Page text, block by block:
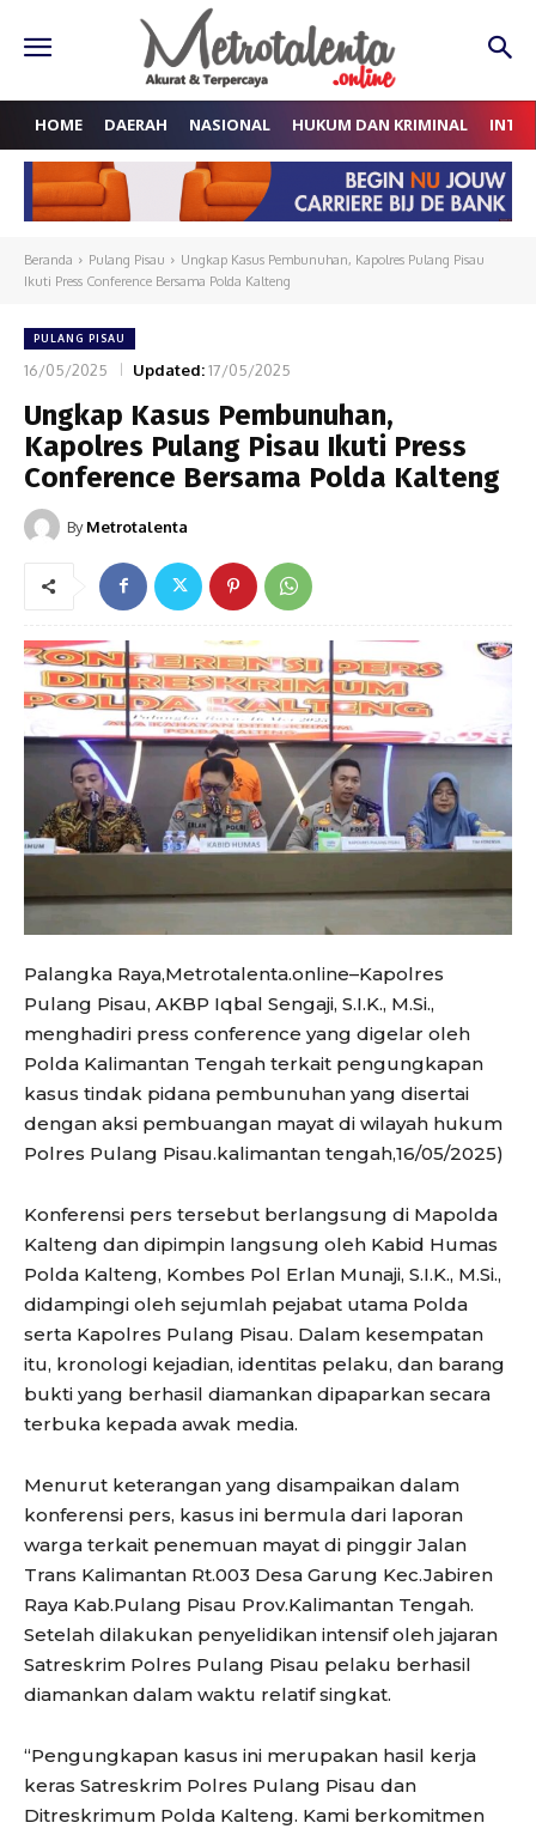
HOME DAERAH NASIONAL HUKUM DAN KRIMINAL
Beranda Pulang Pisau
Ungkap Kasus Pembunuhan, Kapolres Pulang Pisau
Ikuti Press Conference Bersama Polda Kalteng
PULANG PISAU
16/05/2025 Updated:17/05/2025
Ungkap Kasus Pembunuhan,
Kapolres Pulang Pisau Ikuti Press
Conference Bersama Polda Kalteng
By Metrotalenta
Palangka Raya,Metrotalenta.online–Kapolres
Pulang Pisau, AKBP Iqbal Sengaji, S.I.K., M.Si.,
menghadiri press conference yang digelar oleh
Polda Kalimantan Tengah terkait pengungkapan
kasus tindak pidana pembunuhan yang disertai
dengan aksi pembuangan mayat di wilayah hukum
Polres Pulang Pisau.kalimantan tengah,16/05/2025)
Konferensi pers tersebut berlangsung di Mapolda
Kalteng dan dipimpin langsung oleh Kabid Humas
Polda Kalteng, Kombes Pol Erlan Munaji, S.I.K., M.Si.,
didampingi oleh sejumlah pejabat utama Polda
serta Kapolres Pulang Pisau. Dalam kesempatan
itu, kronologi kejadian, identitas pelaku, dan barang
bukti yang berhasil diamankan dipaparkan secara
terbuka kepada awak media.
Menurut keterangan yang disampaikan dalam
konferensi pers, kasus ini bermula dari laporan
warga terkait penemuan mayat di pinggir Jalan
Trans Kalimantan Rt.003 Desa Garung Kec.Jabiren
Raya Kab.Pulang Pisau Prov.Kalimantan Tengah.
Setelah dilakukan penyelidikan intensif oleh jajaran
Satreskrim Polres Pulang Pisau pelaku berhasil
diamankan dalam waktu relatif singkat.
“Pengungkapan kasus ini merupakan hasil kerja
keras Satreskrim Polres Pulang Pisau dan
Ditreskrimum Polda Kalteng. Kami berkomitmen